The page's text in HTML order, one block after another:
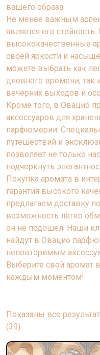
вашего образа.
Не менее важным
является его
высококачественные
своей яркости и
можете выбрать как
дневного времени,
вечерних выходов и
Кроме того, в Овацио
аксессуаров для
парфюмерии.
путешествий и
позволяет не только
подчеркнуть
Покупка аромата в
гарантия высокого
предлагаем доставку
возможность легко
он не подошел. Наши
найдут в Овацио
неповторимым
Выберите свой аромат
каждым моментом!
Показаны все
(39)
рейтингу